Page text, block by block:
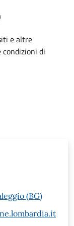
e altre
di
(BG)